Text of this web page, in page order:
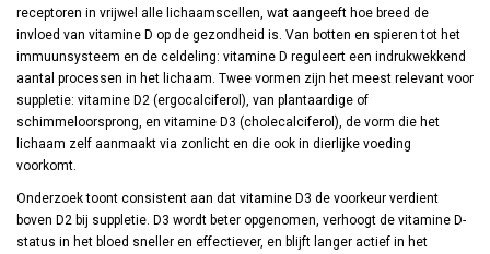
receptoren in vrijwel alle lichaamscellen, wat aangeeft hoe breed de
invloed van vitamine D op de gezondheid is. Van botten en spieren tot het
immuunsysteem en de celdeling: vitamine D reguleert een indrukwekkend
aantal processen in het lichaam. Twee vormen zijn het meest relevant voor
suppletie: vitamine D2 (ergocalciferol), van plantaardige of
schimmeloorsprong, en vitamine D3 (cholecalciferol), de vorm die het
lichaam zelf aanmaakt via zonlicht en die ook in dierlijke voeding
voorkomt.
Onderzoek toont consistent aan dat vitamine D3 de voorkeur verdient
boven D2 bij suppletie. D3 wordt beter opgenomen, verhoogt de vitamine D-
status in het bloed sneller en effectiever, en blijft langer actief in het